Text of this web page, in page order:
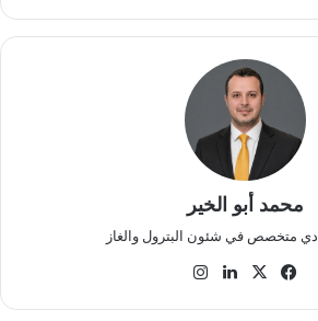
محمد أبو الخير
متخصص في شئون البترول والغاز
فيسبوك
‫X لينكدإن